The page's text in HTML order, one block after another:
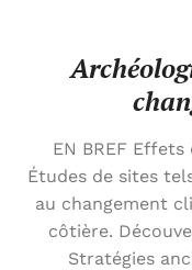
EN BREF
Études de sites
au changement
côtière.
Stratégies